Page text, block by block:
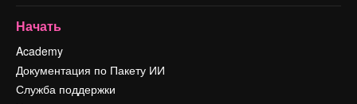
Начать
Academy
Документация по Пакету ИИ
Служба поддержки